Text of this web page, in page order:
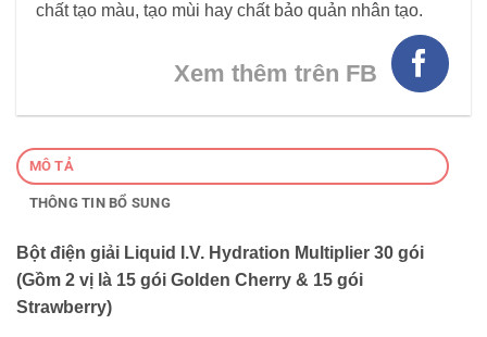
chất tạo màu, tạo mùi hay chất bảo quản nhân tạo.
Xem thêm trên FB
MÔ TẢ
THÔNG TIN BỔ SUNG
Bột điện giải Liquid I.V. Hydration Multiplier 30 gói
(Gồm 2 vị là 15 gói Golden Cherry & 15 gói
Strawberry)